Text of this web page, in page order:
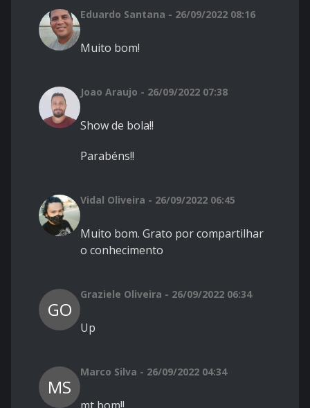
Eduardo Santana - 26/09/2022 08:16
Muito bom!
Joao Araujo - 26/09/2022 07:38
Show de bola!!
Parabéns!!
Vidal Oliveira - 26/09/2022 06:45
Muito bom. Grato por compartilhar
o conhecimento
GO
Graziele Oliveira - 26/09/2022 06:34
Up
MS
Marco Silva - 26/09/2022 04:34